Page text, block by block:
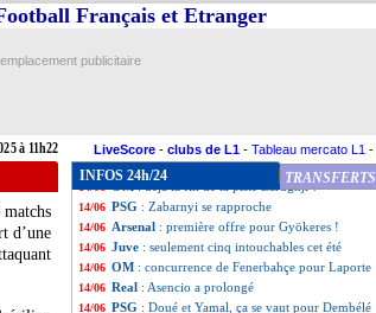
à 11h22
Français et Etranger
emplacement publicitaire
LiveScore - clubs de L1 - Tableau mercato L1 -
d’une
INFOS 24h/24 TRANSFERTS
14/06 PSG: accord contractuel avec Zabarnyi
14/06 OM: West Ham a tenté de chiper Egan-Riley
14/06 LFP: le clan Labrune répond à Diallo
14/06 FFF: Diallo pique Labrune
14/06 Liverpool: Robertson, priorité de l'Atletico
: déjà la fin de la piste Bardghji ?
14/06 PSG : Zabarnyi se rapproche
14/06 Arsenal : première offre pour Gyökeres !
14/06 Juve : seulement cinq intouchables cet été
14/06 OM : concurrence de Fenerbahçe pour Laporte
14/06 Real : Asencio a prolongé
14/06 PSG : Doué et Yamal, ça se vaut pour Dembélé